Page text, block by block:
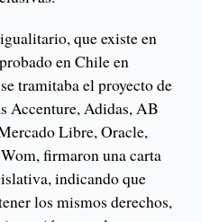
que existe en
en Chile en
tramitaba el proyecto de
Accenture, Adidas, AB
Libre, Oracle,
firmaron una carta
indicando que
los mismos derechos,